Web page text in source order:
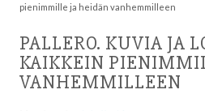
pienimmille ja heidän vanhemmilleen
PALLERO. KUVIA JA
KAIKKEIN
VANHEMMILLEEN